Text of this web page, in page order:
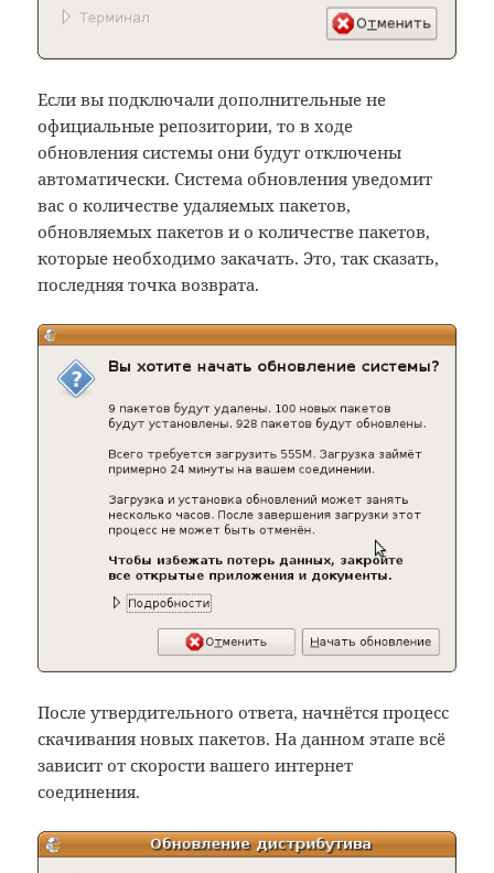
Если вы подключали дополнительные не
официальные репозитории, то в ходе
обновления системы они будут отключены
автоматически. Система обновления уведомит
вас о количестве удаляемых пакетов,
обновляемых пакетов и о количестве пакетов,
которые необходимо закачать. Это, так сказать,
последняя точка возврата.
После утвердительного ответа, начнётся процесс
скачивания новых пакетов. На данном этапе всё
зависит от скорости вашего интернет
соединения.